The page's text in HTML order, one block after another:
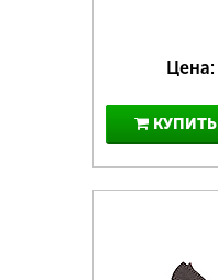
Цена:
КУПИТЬ